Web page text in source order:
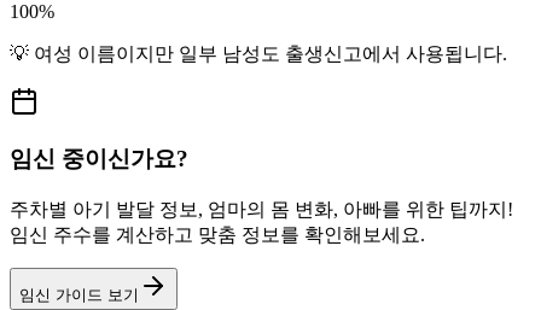
100%
💡 여성 이름이지만 일부 남성도 출생신고에서 사용됩니다.
임신 중이신가요?
주차별 아기 발달 정보, 엄마의 몸 변화, 아빠를 위한 팁까지!
임신 주수를 계산하고 맞춤 정보를 확인해보세요.
임신 가이드 보기